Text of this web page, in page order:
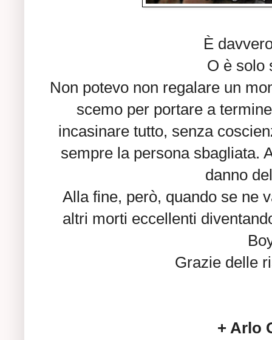
È
O è solo
Non potevo non regalare un
scemo per portare a
incasinare tutto, senza
sempre la persona sbagliata.
danno
Alla fine, però, quando se ne
altri morti eccellenti
Grazie delle
+ Arlo